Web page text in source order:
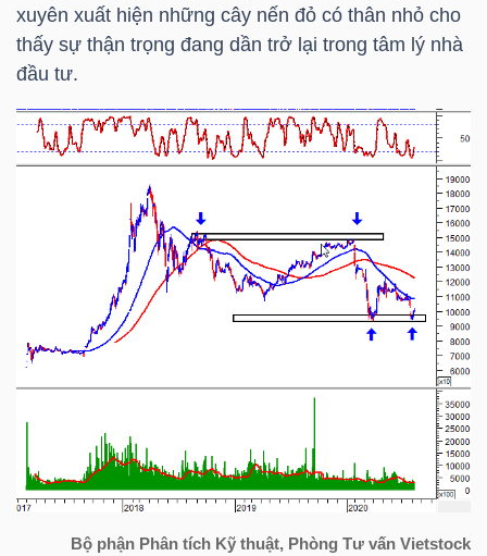
xuyên xuất hiện những cây nến đỏ có thân nhỏ cho
thấy sự thận trọng đang dần trở lại trong tâm lý nhà
đầu tư.
Bộ phận Phân tích Kỹ thuật, Phòng Tư vấn Vietstock